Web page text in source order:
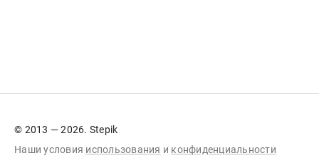
© 2013 — 2026. Stepik
Наши условия использования и конфиденциальности